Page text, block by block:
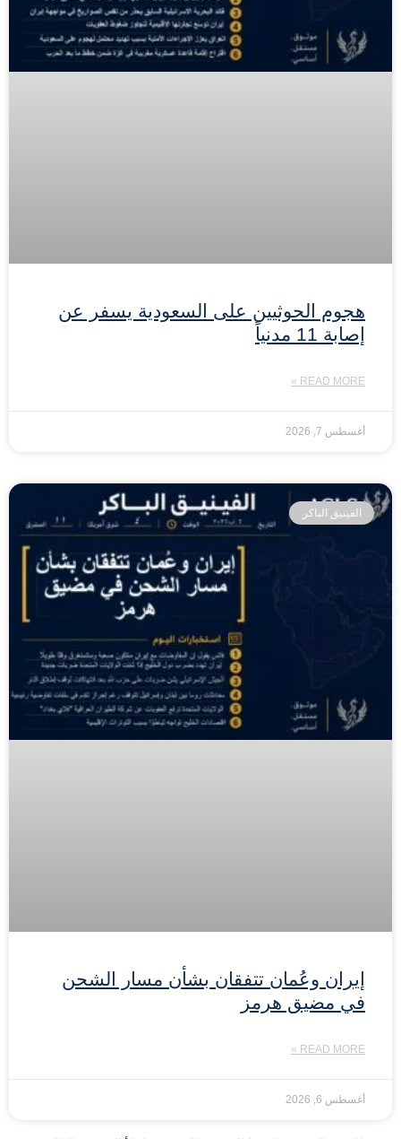
هجوم الحوثيين على السعودية يسفر عن
إصابة 11 مدنياً
READ MORE »
أغسطس 7, 2026
الفينيق الباكر
إيران وعُمان تتفقان بشأن مسار الشحن
في مضيق هرمز
READ MORE »
أغسطس 6, 2026